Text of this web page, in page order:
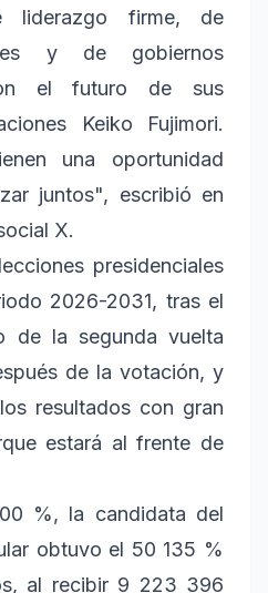
firme, de
y de gobiernos
el futuro de sus
Keiko Fujimori.
una oportunidad
juntos", escribió en
X.
presidenciales
2026-2031, tras el
de la segunda vuelta
de la votación, y
resultados con gran
estará al frente de
%, la candidata del
obtuvo el 50 135 %
al recibir 9 223 396